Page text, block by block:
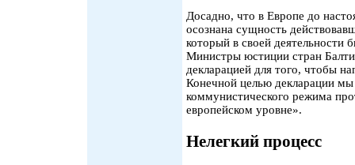
Досадно, что в Европе до
осознана сущность
который в своей деятельности
Министры юстиции стран
декларацией для того, чтобы
Конечной целью декларации
коммунистического режима
европейском уровне».
Нелегкий процесс